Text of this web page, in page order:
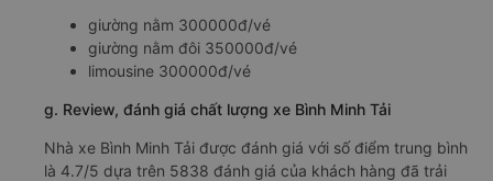
giường nằm 300000đ/vé
giường nằm đôi 350000đ/vé
limousine 300000đ/vé
g. Review, đánh giá chất lượng xe Bình Minh Tải
Nhà xe Bình Minh Tải được đánh giá với số điểm trung bình
là 4.7/5 dựa trên 5838 đánh giá của khách hàng đã trải